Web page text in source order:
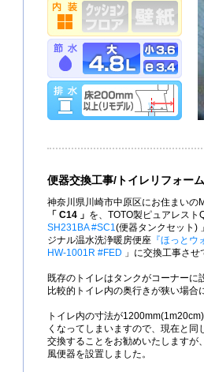
便器交換工事/トイレリフォーム
神奈川県川崎市中原区にお住まいの
「 C14 」 を、TOTO製ピュアレス
SH231BA #SC1(便器タンクセット)
ジナル温水洗浄暖房便座 『ほっとウ
HW-1001R #FED 」に交換工事さ
既存のトイレはタンクがコーナーに
比較的トイレ内の奥行きが狭い場合
トイレ内の寸法が
くなってしまいますので、現在と同
交換することをお勧めいたしますが
風便器を設置しました。